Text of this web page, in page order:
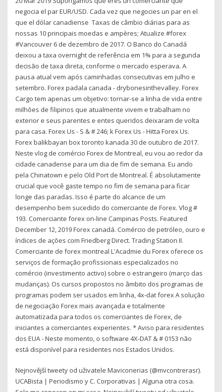
negocia el par EUR/USD. Cada vez que negocies un par en el
que el dólar canadiense Taxas de câmbio diárias para as
nossas 10 principais moedas e ampères; Atualize #forex
#Vancouver 6 de dezembro de 2017. O Banco do Canadá
deixou a taxa overnight de referência em 1% para a segunda
decisão de taxa direta, conforme o mercado esperava. A
pausa atual vem após caminhadas consecutivas em julho e
setembro. Forex padala canada - drybonesinthevalley. Forex
Cargo tem apenas um objetivo: tornar-se a linha de vida entre
milhões de filipinos que atualmente vivem e trabalham no
exterior e seus parentes e entes queridos deixaram de volta
para casa. Forex Us - S & # 246; k Forex Us - Hitta Forex Us.
Forex balikbayan box toronto kanada 30 de outubro de 2017.
Neste vlog de comércio Forex de Montreal, eu vou ao redor da
cidade canadense para um dia de fim de semana. Eu ando
pela Chinatown e pelo Old Port de Montreal. É absolutamente
crucial que você gaste tempo no fim de semana para ficar
longe das paradas. Isso é parte do alcance de um
desempenho bem sucedido do comerciante de Forex. Vlog #
193. Comerciante forex on-line Campinas Posts. Featured
December 12, 2019 Forex canadá. Comércio de petróleo, ouro e
índices de ações com Friedberg Direct. Trading Station II.
Comerciante de forex montreal L'Acadmie du Forex oferece os
serviços de formação profissionais especializados no
comércio (investimento activo) sobre o estrangeiro (março das
mudanças). Os cursos propostos no âmbito dos programas de
programas podem ser usados em linha, 4x-dat forex A solução
de negociação Forex mais avançada e totalmente
automatizada para todos os comerciantes de Forex, de
iniciantes a comerciantes experientes. * Aviso para residentes
dos EUA - Neste momento, o software 4X-DAT & # 0153 não
está disponível para residentes nos Estados Unidos.
Nejnovější tweety od uživatele Maviconerias (@mvcontrerasr).
UCABista | Periodismo y C. Corporativas | Alguna otra cosa.